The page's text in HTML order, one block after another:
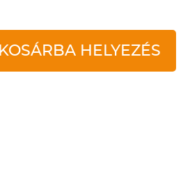
KOSÁRBA HELYEZÉS